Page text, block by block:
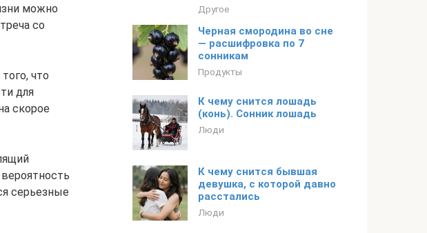
можно
со
что
для
скорое
серьезные
Другое
Черная смородина во сне
— расшифровка по 7
сонникам
Продукты
К чему снится лошадь
(конь). Сонник лошадь
Люди
К чему снится бывшая
девушка, с которой давно
расстались
Люди